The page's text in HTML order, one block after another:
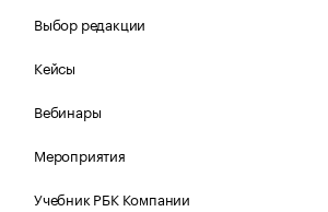
Выбор редакции
Кейсы
Вебинары
Мероприятия
Учебник РБК Компании